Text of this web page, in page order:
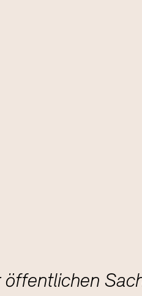
öffentlichen